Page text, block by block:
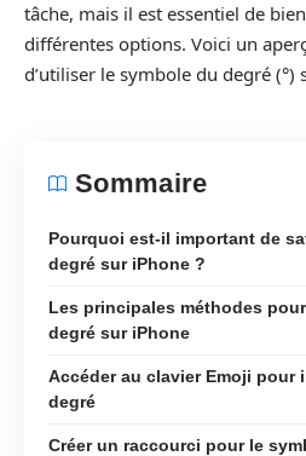
tâche, mais il est essentiel de
différentes options. Voici un
d’utiliser le symbole du degré (°)
Sommaire
Pourquoi est-il important de
degré sur iPhone ?
Les principales méthodes
degré sur iPhone
Accéder au clavier Emoji pour
degré
Créer un raccourci pour le